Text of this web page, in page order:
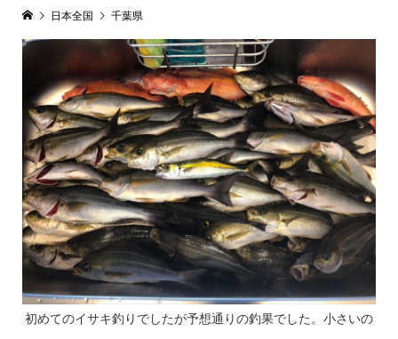
日本全国 千葉県
初めてのイサキ釣りでしたが予想通りの釣果でした。小さいの